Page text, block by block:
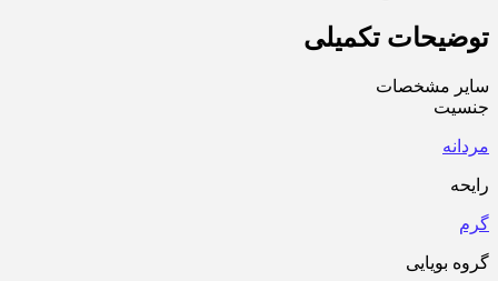
توضیحات تکمیلی
سایر مشخصات
جنسیت
مردانه
رایحه
گرم
گروه بویایی